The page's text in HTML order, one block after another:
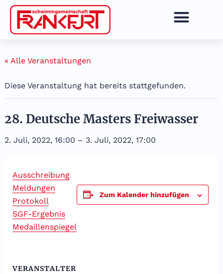
Zum
Inhalt
springen
« Alle Veranstaltungen
Diese Veranstaltung hat bereits stattgefunden.
28. Deutsche Masters Freiwasser
2. Juli, 2022, 16:00 – 3. Juli, 2022, 17:00
Ausschreibung
Meldungen
Protokoll
SGF-Ergebnis
Medaillenspiegel
Zum Kalender hinzufügen
VERANSTALTER